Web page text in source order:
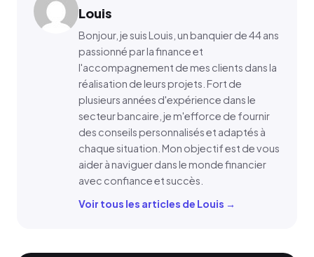
Louis
Bonjour, je suis Louis, un banquier de 44 ans
passionné par la finance et
l'accompagnement de mes clients dans la
réalisation de leurs projets. Fort de
plusieurs années d'expérience dans le
secteur bancaire, je m'efforce de fournir
des conseils personnalisés et adaptés à
chaque situation. Mon objectif est de vous
aider à naviguer dans le monde financier
avec confiance et succès.
Voir tous les articles de Louis →